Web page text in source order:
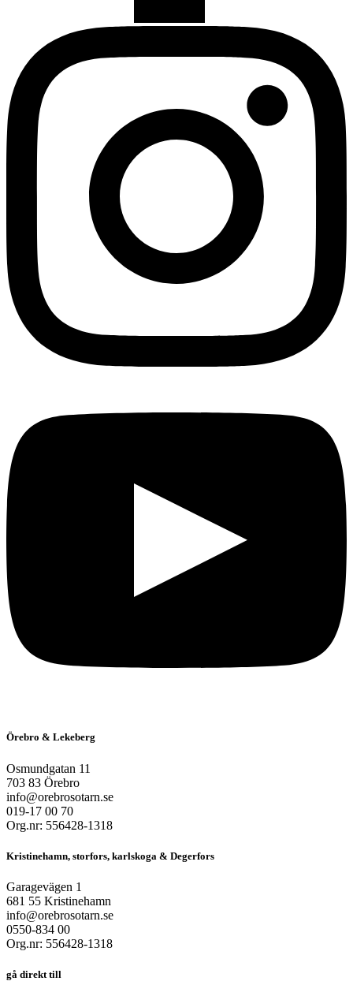
Örebro & Lekeberg
Osmundgatan 11
703 83 Örebro
info@orebrosotarn.se
019-17 00 70
Org.nr: 556428-1318
Kristinehamn, storfors, karlskoga & Degerfors
Garagevägen 1
681 55 Kristinehamn
info@orebrosotarn.se
0550-834 00
Org.nr: 556428-1318
gå direkt till